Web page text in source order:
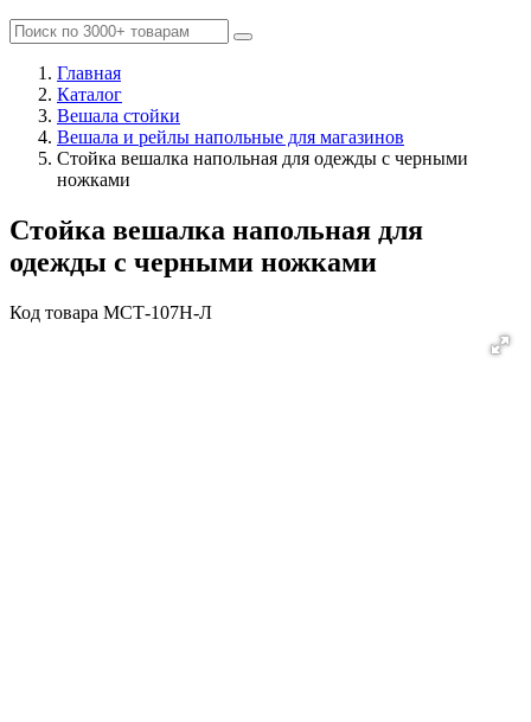
Главная
Каталог
Вешала стойки
Вешала и рейлы напольные для магазинов
Cтойка вешалка напольная для одежды с черными
ножками
Cтойка вешалка напольная для
одежды с черными ножками
Код товара MСТ-107Н-Л